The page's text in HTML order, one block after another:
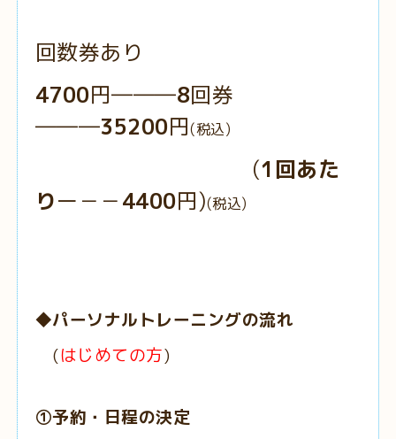
回数券あり
4700円―――8回券
―――35200円(税込)
(1回あた
りー－－4400円)(税込)
◆パーソナルトレーニングの流れ
(はじめての方)
①予約・日程の決定